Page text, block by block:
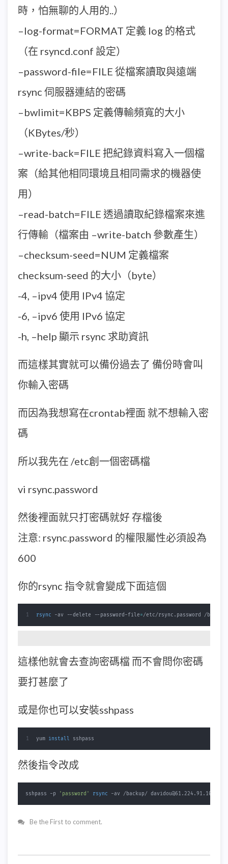
時，怕無聊的人用的..）
–log-format=FORMAT 定義 log 的格式
（在 rsyncd.conf 設定）
–password-file=FILE 從檔案讀取與遠端
rsync 伺服器連結的密碼
–bwlimit=KBPS 定義傳輸頻寬的大小
（KBytes/秒）
–write-back=FILE 把紀錄資料寫入一個檔
案（給其他相同環境且相同需求的機器使
用）
–read-batch=FILE 透過讀取紀錄檔案來進
行傳輸（檔案由 –write-batch 參數產生）
–checksum-seed=NUM 定義檔案
checksum-seed 的大小（byte）
-4, –ipv4 使用 IPv4 協定
-6, –ipv6 使用 IPv6 協定
-h, –help 顯示 rsync 求助資訊
而這樣其實就可以備份過去了 備份時會叫
你輸入密碼
而因為我想寫在crontab裡面 就不想輸入密
碼
所以我先在 /etc創一個密碼檔
vi rsync.password
然後裡面就只打密碼就好 存檔後
注意: rsync.password 的權限屬性必須設為
600
你的rsync 指令就會變成下面這個
rsync -av --delete --password-file=/etc/rsync.password /backup/
這樣他就會去查詢密碼檔 而不會問你密碼
要打甚麼了
或是你也可以安裝sshpass
yum install sshpass
然後指令改成
sshpass -p 'password' rsync -av /backup/
Be the First to comment.